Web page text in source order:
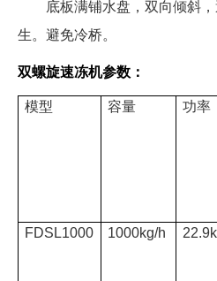
底板满铺水盘，双向倾斜，
生。避免冷桥。
双螺旋速冻机参数：
模型 容量 功率
FDSL1000 1000kg/h